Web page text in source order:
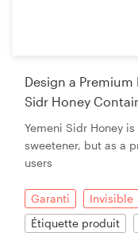
Design a Premium
Sidr Honey
Yemeni Sidr Honey
sweetener, but as a
users
Garanti Invisible
Étiquette produit